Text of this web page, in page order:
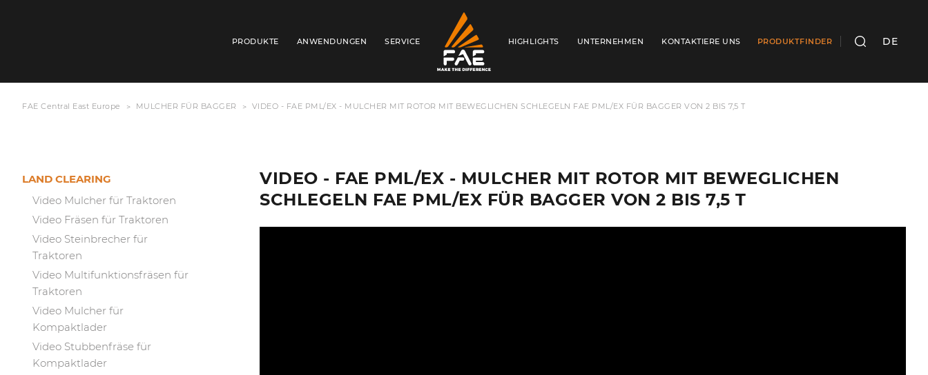
PRODUKTE ANWENDUNGEN SERVICE HIGHLIGHTS UNTERNEHMEN KONTAKTIERE UNS PRODUKTFINDER SUCHEN
DE
FAE Central East Europe MULCHER FÜR BAGGER VIDEO - FAE PML/EX - MULCHER MIT ROTOR MIT BEWEGLICHEN SCHLEGELN FAE PML/EX FÜR BAGGER VON 2 BIS 7,5 T
LAND CLEARING
Video Mulcher für Traktoren
Video Fräsen für Traktoren
Video Steinbrecher für
Traktoren
Video Multifunktionsfräsen für
Traktoren
Video Mulcher für
Kompaktlader
Video Stubbenfräse für
Kompaktlader
VIDEO - FAE PML/EX - MULCHER MIT ROTOR MIT BEWEGLICHEN
SCHLEGELN FAE PML/EX FÜR BAGGER VON 2 BIS 7,5 T